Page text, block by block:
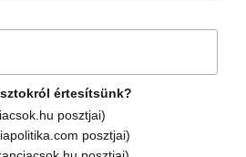
értesítsünk?
posztjai)
posztjai)